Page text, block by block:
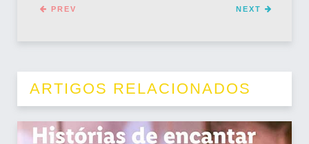
NEXT
PREV
ARTIGOS RELACIONADOS